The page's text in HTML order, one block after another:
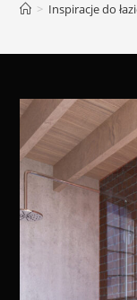
> Inspiracje do